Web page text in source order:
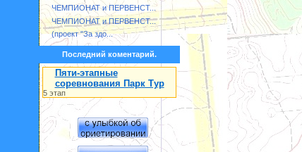
ЧЕМПИОНАТ и ПЕРВЕНСТ...
ЧЕМПИОНАТ и ПЕРВЕНСТ...
(проект "За здо...
Последний коментарий.
Пяти-этапные
соревнования Парк Тур
5 этап